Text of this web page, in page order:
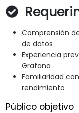
Comprensión
de datos
Experiencia
Grafana
Familiaridad
rendimiento
Público objetivo